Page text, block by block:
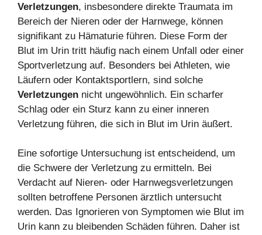
Verletzungen, insbesondere direkte Traumata im
Bereich der Nieren oder der Harnwege, können
signifikant zu Hämaturie führen. Diese Form der
Blut im Urin tritt häufig nach einem Unfall oder einer
Sportverletzung auf. Besonders bei Athleten, wie
Läufern oder Kontaktsportlern, sind solche
Verletzungen nicht ungewöhnlich. Ein scharfer
Schlag oder ein Sturz kann zu einer inneren
Verletzung führen, die sich in Blut im Urin äußert.
Eine sofortige Untersuchung ist entscheidend, um
die Schwere der Verletzung zu ermitteln. Bei
Verdacht auf Nieren- oder Harnwegsverletzungen
sollten betroffene Personen ärztlich untersucht
werden. Das Ignorieren von Symptomen wie Blut im
Urin kann zu bleibenden Schäden führen. Daher ist